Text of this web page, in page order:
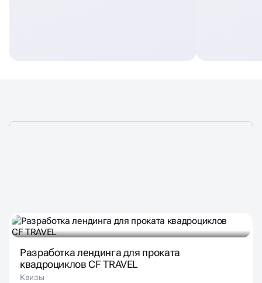
Разработка лендинга для проката
квадроциклов CF TRAVEL
Квизы